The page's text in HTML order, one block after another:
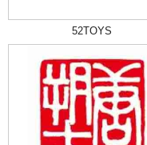
52TOYS